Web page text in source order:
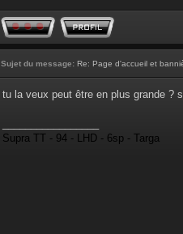
Sujet du message: Re: Page d'accueil et
tu la veux peut être en plus grande ?
Supra TT - 94 - LHD - 6sp - Targa